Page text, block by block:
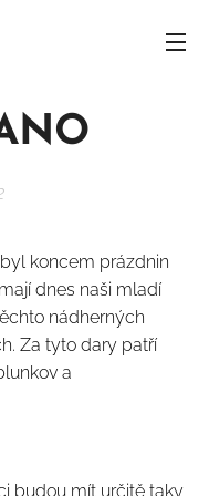
koncem prázdnin
dnes naši mladí
nádherných
Za tyto dary patří
a
budou mít určitě taky